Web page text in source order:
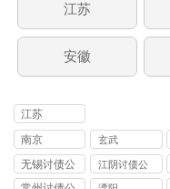
江苏
安徽
江苏
南京 玄武
无锡讨债公
司
江阴讨债公
司